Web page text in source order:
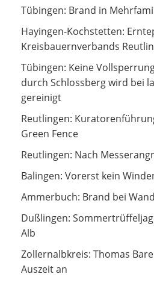
Brand in Mehrfamilienhaus
Tübingen: Brand in
Erntepressegespräch des
Reutlingen
Hayingen-Kochstetten:
Kreisbauernverbands
Keine Vollsperrung nötig:
Schlossberg wird bei
Tübingen: Keine
durch Schlossberg wird bei
gereinigt
Kuratorenführung durch Georg
Reutlingen:
Green Fence
Nach Messerangriff in Haft
Reutlingen: Nach
Vorerst kein Windenergiepark
Balingen: Vorerst kein
Brand bei Wanderparkplatz
Ammerbuch: Brand bei
Sommertrüffeljagd auf der
Dußlingen:
Alb
Thomas Bareiß kündigt
Zollernalbkreis: Thomas
Auszeit an